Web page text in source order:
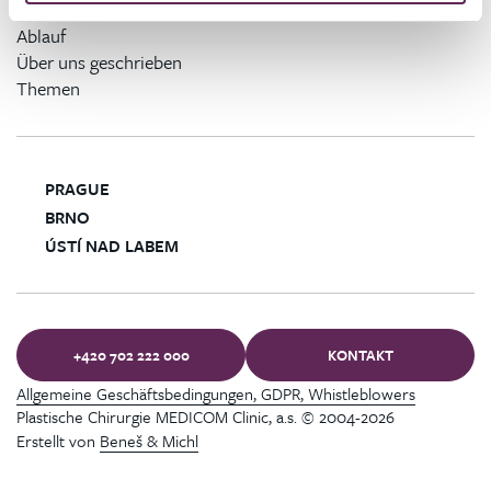
Probleme
Ablauf
Über uns geschrieben
Themen
PRAGUE
BRNO
ÚSTÍ NAD LABEM
+420 702 222 000 KONTAKT
Plastische Chirurgie MEDICOM Clinic, a.s. © 2004-2026
Allgemeine Geschäftsbedingungen, GDPR, Whistleblowers
Erstellt von Beneš & Michl